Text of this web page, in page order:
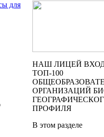
для
НАШ ЛИЦЕЙ
ТОП-100
ОРГАНИЗАЦИЙ
ПРОФИЛЯ
В этом разделе